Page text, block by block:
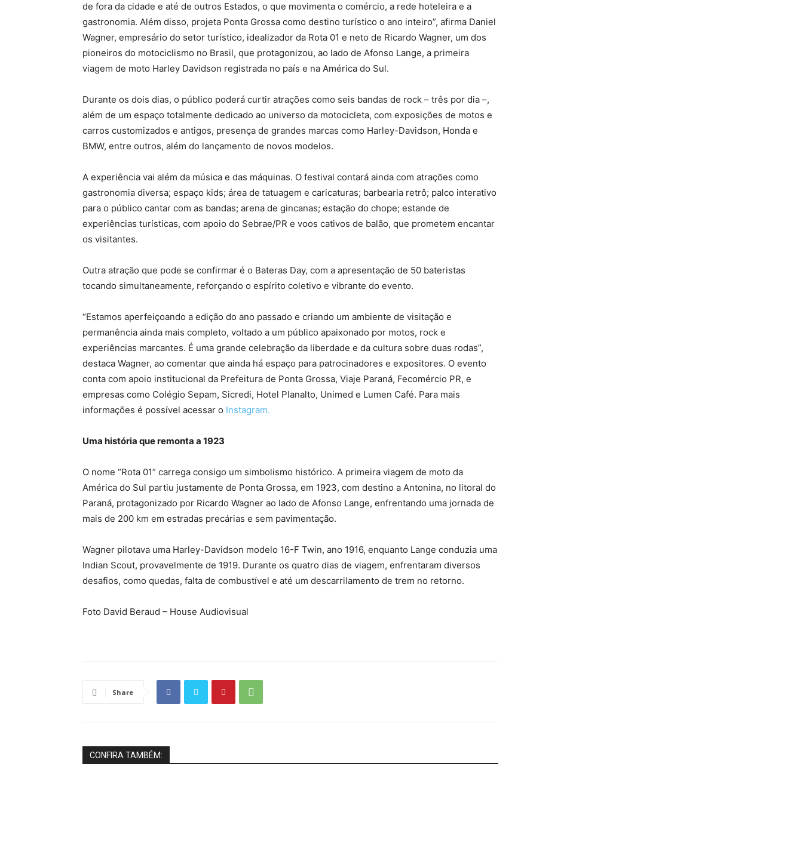
de fora da cidade e até de outros Estados, o que movimenta o comércio, a rede hoteleira e a
gastronomia. Além disso, projeta Ponta Grossa como destino turístico o ano inteiro”, afirma Daniel
Wagner, empresário do setor turístico, idealizador da Rota 01 e neto de Ricardo Wagner, um dos
pioneiros do motociclismo no Brasil, que protagonizou, ao lado de Afonso Lange, a primeira
viagem de moto Harley Davidson registrada no país e na América do Sul.
Durante os dois dias, o público poderá curtir atrações como seis bandas de rock – três por dia –,
além de um espaço totalmente dedicado ao universo da motocicleta, com exposições de motos e
carros customizados e antigos, presença de grandes marcas como Harley-Davidson, Honda e
BMW, entre outros, além do lançamento de novos modelos.
A experiência vai além da música e das máquinas. O festival contará ainda com atrações como
gastronomia diversa; espaço kids; área de tatuagem e caricaturas; barbearia retrô; palco interativo
para o público cantar com as bandas; arena de gincanas; estação do chope; estande de
experiências turísticas, com apoio do Sebrae/PR e voos cativos de balão, que prometem encantar
os visitantes.
Outra atração que pode se confirmar é o Bateras Day, com a apresentação de 50 bateristas
tocando simultaneamente, reforçando o espírito coletivo e vibrante do evento.
“Estamos aperfeiçoando a edição do ano passado e criando um ambiente de visitação e
permanência ainda mais completo, voltado a um público apaixonado por motos, rock e
experiências marcantes. É uma grande celebração da liberdade e da cultura sobre duas rodas”,
destaca Wagner, ao comentar que ainda há espaço para patrocinadores e expositores. O evento
conta com apoio institucional da Prefeitura de Ponta Grossa, Viaje Paraná, Fecomércio PR, e
empresas como Colégio Sepam, Sicredi, Hotel Planalto, Unimed e Lumen Café. Para mais
informações é possível acessar o Instagram.
Uma história que remonta a 1923
O nome “Rota 01” carrega consigo um simbolismo histórico. A primeira viagem de moto da
América do Sul partiu justamente de Ponta Grossa, em 1923, com destino a Antonina, no litoral do
Paraná, protagonizado por Ricardo Wagner ao lado de Afonso Lange, enfrentando uma jornada de
mais de 200 km em estradas precárias e sem pavimentação.
Wagner pilotava uma Harley-Davidson modelo 16-F Twin, ano 1916, enquanto Lange conduzia uma
Indian Scout, provavelmente de 1919. Durante os quatro dias de viagem, enfrentaram diversos
desafios, como quedas, falta de combustível e até um descarrilamento de trem no retorno.
Foto David Beraud – House Audiovisual
Share
CONFIRA TAMBÉM: